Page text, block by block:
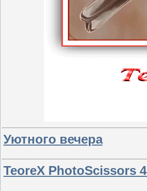
Уютного вечера
TeoreX PhotoScissors